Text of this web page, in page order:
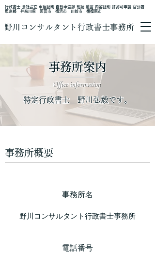
行政書士 会社設立 車庫証明 自動車登録 相続 遺言 内容証明 許認可申請 官公署
東京都 神奈川県 町田市 横浜市 川崎市 相模原市
野川コンサルタント行政書士事務所
事務所案内
Office information
特定行政書士 野川弘毅です。
​事務所概要
事務所名
野川コンサルタント行政書士事務所
電話番号